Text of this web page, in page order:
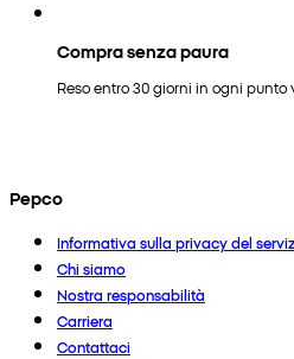
Compra senza paura
Reso entro 30 giorni in ogni
Pepco
Informativa sulla privacy del
Chi siamo
Nostra responsabilità
Carriera
Contattaci